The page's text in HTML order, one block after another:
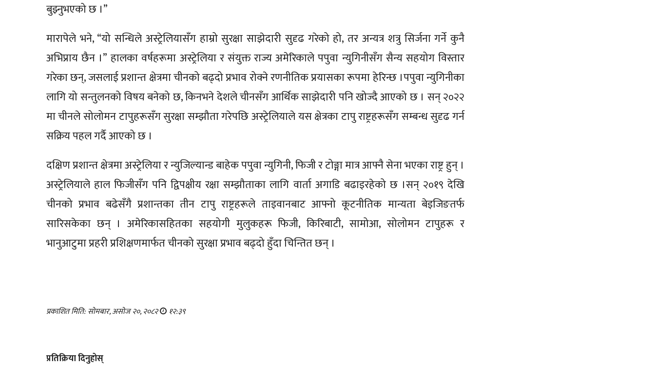
बुझ्नुभएको छ ।”
मारापेले भने, “यो सन्धिले अस्ट्रेलियासँग हाम्रो सुरक्षा साझेदारी सुदृढ गरेको हो, तर अन्यत्र शत्रु सिर्जना गर्ने कुनै
अभिप्राय छैन ।” हालका वर्षहरूमा अस्ट्रेलिया र संयुक्त राज्य अमेरिकाले पपुवा न्युगिनीसँग सैन्य सहयोग विस्तार
गरेका छन्, जसलाई प्रशान्त क्षेत्रमा चीनको बढ्दो प्रभाव रोक्ने रणनीतिक प्रयासका रूपमा हेरिन्छ ।पपुवा न्युगिनीका
लागि यो सन्तुलनको विषय बनेको छ, किनभने देशले चीनसँग आर्थिक साझेदारी पनि खोज्दै आएको छ । सन् २०२२
मा चीनले सोलोमन टापुहरूसँग सुरक्षा सम्झौता गरेपछि अस्ट्रेलियाले यस क्षेत्रका टापु राष्ट्रहरूसँग सम्बन्ध सुदृढ गर्न
सक्रिय पहल गर्दै आएको छ ।
दक्षिण प्रशान्त क्षेत्रमा अस्ट्रेलिया र न्युजिल्यान्ड बाहेक पपुवा न्युगिनी, फिजी र टोङ्गा मात्र आफ्नै सेना भएका राष्ट्र हुन् ।
अस्ट्रेलियाले हाल फिजीसँग पनि द्विपक्षीय रक्षा सम्झौताका लागि वार्ता अगाडि बढाइरहेको छ ।सन् २०१९ देखि
चीनको प्रभाव बढेसँगै प्रशान्तका तीन टापु राष्ट्रहरूले ताइवानबाट आफ्नो कूटनीतिक मान्यता बेइजिङतर्फ
सारिसकेका छन् । अमेरिकासहितका सहयोगी मुलुकहरू फिजी, किरिबाटी, सामोआ, सोलोमन टापुहरू र
भानुआटुमा प्रहरी प्रशिक्षणमार्फत चीनको सुरक्षा प्रभाव बढ्दो हुँदा चिन्तित छन् ।
प्रकाशित मिति: सोमबार, असोज २०, २०८२ १२:३९
प्रतिक्रिया दिनुहोस्